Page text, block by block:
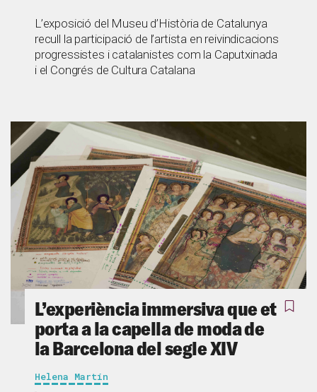
L’exposició del Museu d’Història de Catalunya
recull la participació de l’artista en reivindicacions
progressistes i catalanistes com la Caputxinada
i el Congrés de Cultura Catalana
L’experiència immersiva que et
porta a la capella de moda de
la Barcelona del segle XIV
Helena Martín